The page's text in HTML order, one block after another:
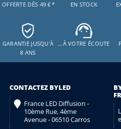
OFFERTE DÈS 49 € *
EN STOCK
GARANTIE JUSQU'À
8 ANS
…À VOTRE ÉCOUTE
CONTACTEZ BYLED
France LED Diffusion -
10ème Rue, 4ème
Avenue - 06510 Carros